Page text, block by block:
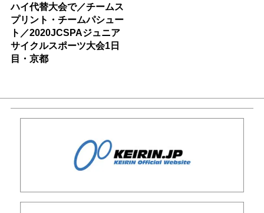
ハイ代替大会で／チームス
プリント・チームパシュー
ト／2020JCSPAジュニア
サイクルスポーツ大会1日
目・京都